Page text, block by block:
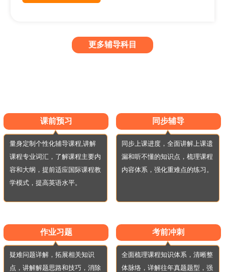
更多辅导科目
课前预习
量身定制个性化辅导课程,讲解
课程专业词汇，了解课程主要内
容和大纲，提前适应国际课程教
学模式，提高英语水平。
同步辅导
同步上课进度，全面讲解上课遗
漏和听不懂的知识点，梳理课程
内容体系，强化重难点的练习。
作业习题
疑难问题详解，拓展相关知识
点，讲解解题思路和技巧，消除
考前冲刺
全面梳理课程知识体系，清晰整
体脉络，详解往年真题题型，强